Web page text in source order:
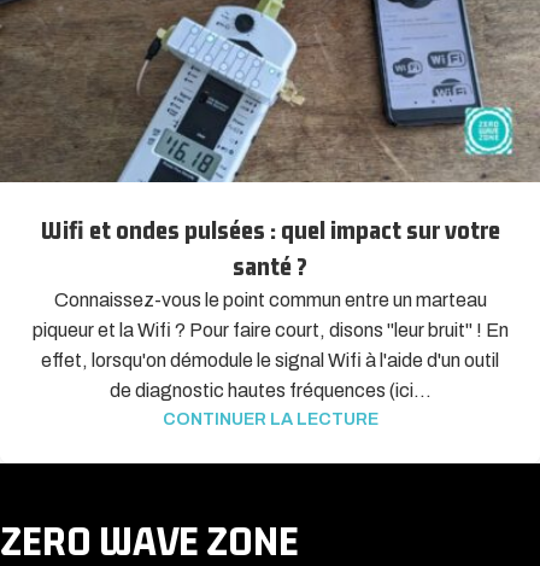
Wifi et ondes pulsées : quel impact sur votre
santé ?
Connaissez-vous le point commun entre un marteau
piqueur et la Wifi ? Pour faire court, disons "leur bruit" ! En
effet, lorsqu'on démodule le signal Wifi à l'aide d'un outil
de diagnostic hautes fréquences (ici...
CONTINUER LA LECTURE
ZERO WAVE ZONE